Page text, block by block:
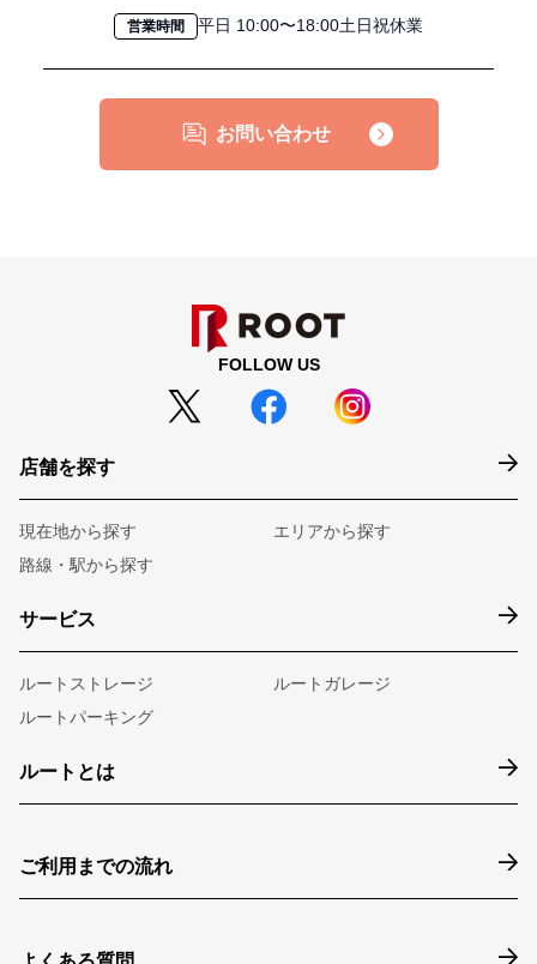
営業時間 平日 10:00〜18:00土日祝休業
お問い合わせ
FOLLOW US
店舗を探す
現在地から探す
エリアから探す
路線・駅から探す
サービス
ルートストレージ
ルートガレージ
ルートパーキング
ルートとは
ご利用までの流れ